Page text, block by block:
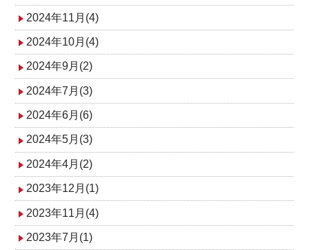
2024年11月(4)
2024年10月(4)
2024年9月(2)
2024年7月(3)
2024年6月(6)
2024年5月(3)
2024年4月(2)
2023年12月(1)
2023年11月(4)
2023年7月(1)